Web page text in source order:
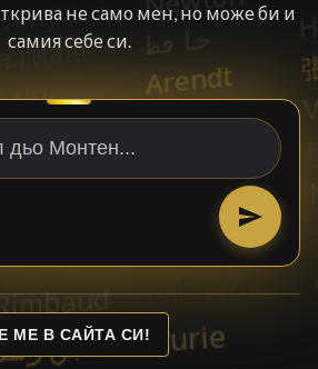
не само мен, но може би и
самия себе си.
МЕ В САЙТА СИ!